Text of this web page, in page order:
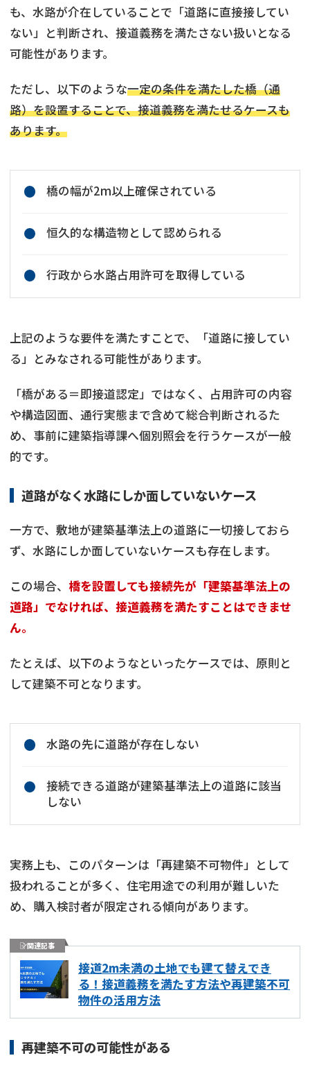
も、水路が介在していることで「道路に直接接してい
ない」と判断され、接道義務を満たさない扱いとなる
可能性があります。
ただし、以下のような一定の条件を満たした橋（通
路）を設置することで、接道義務を満たせるケースも
あります。
橋の幅が2m以上確保されている
恒久的な構造物として認められる
行政から水路占用許可を取得している
上記のような要件を満たすことで、「道路に接してい
る」とみなされる可能性があります。
「橋がある＝即接道認定」ではなく、占用許可の内容
や構造図面、通行実態まで含めて総合判断されるた
め、事前に建築指導課へ個別照会を行うケースが一般
的です。
道路がなく水路にしか面していないケース
一方で、敷地が建築基準法上の道路に一切接しておら
ず、水路にしか面していないケースも存在します。
この場合、 橋を設置しても接続先が「建築基準法上の
道路」でなければ、接道義務を満たすことはできませ
ん。
たとえば、以下のようなといったケースでは、原則と
して建築不可となります。
水路の先に道路が存在しない
接続できる道路が建築基準法上の道路に該当
しない
実務上も、このパターンは「再建築不可物件」として
扱われることが多く、住宅用途での利用が難しいた
め、購入検討者が限定される傾向があります。
関連記事
接道2m未満の土地でも建て替えでき
る！接道義務を満たす方法や再建築不可
物件の活用方法
再建築不可の可能性がある